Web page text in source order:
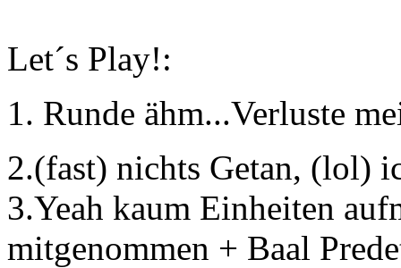
Let´s Play!:
1. Runde ähm...Verluste
2.(fast) nichts Getan, (lol)
3.Yeah kaum Einheiten
mitgenommen + Baal